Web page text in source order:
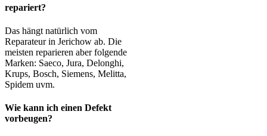
repariert?
Das hängt natürlich vom
Reparateur in Jerichow ab. Die
meisten reparieren aber folgende
Marken: Saeco, Jura, Delonghi,
Krups, Bosch, Siemens, Melitta,
Spidem uvm.
Wie kann ich einen Defekt
vorbeugen?